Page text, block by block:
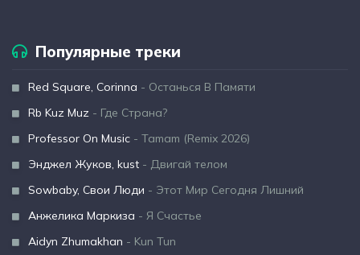
Популярные треки
Red Square, Corinna - Останься В Памяти
Rb Kuz Muz - Где Страна?
Professor On Music - Tamam (Remix 2026)
Энджел Жуков, kust - Двигай телом
Sowbaby, Свои Люди - Этот Мир Сегодня Лишний
Анжелика Маркиза - Я Счастье
Aidyn Zhumakhan - Kun Tun